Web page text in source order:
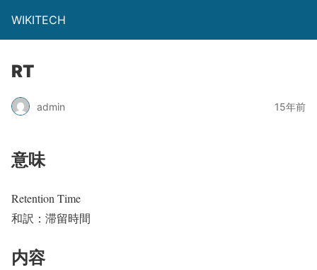
WIKITECH
RT
admin 15年前
意味
Retention Time
和訳：滞留時間
内容